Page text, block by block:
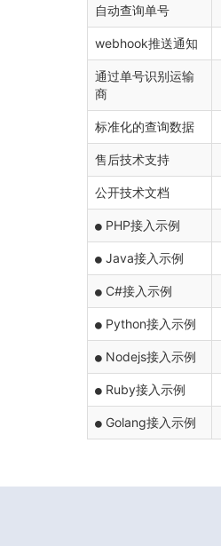
自动查询单号
webhook推送通知
通过单号识别运输
商
标准化的查询数据
售后技术支持
公开技术文档
PHP接入示例
Java接入示例
C#接入示例
Python接入示例
Nodejs接入示例
Ruby接入示例
Golang接入示例